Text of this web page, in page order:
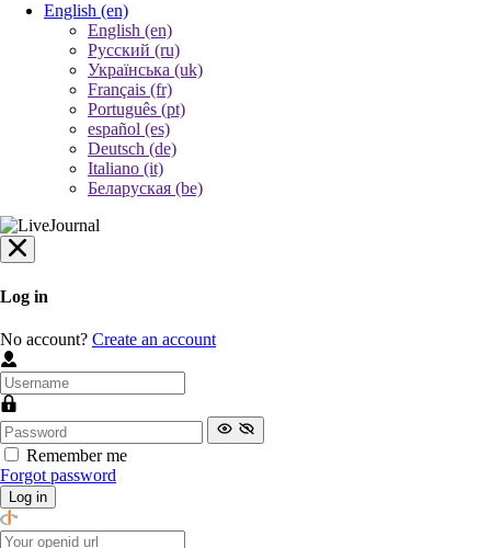
English (en)
English (en)
Русский (ru)
Українська (uk)
Français (fr)
Português (pt)
español (es)
Deutsch (de)
Italiano (it)
Беларуская (be)
Log in
No account? Create an account
Remember me
Forgot password
Log in